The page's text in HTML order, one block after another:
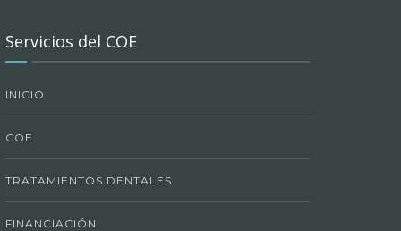
Servicios del COE
INICIO
COE
TRATAMIENTOS DENTALES
FINANCIACIÓN